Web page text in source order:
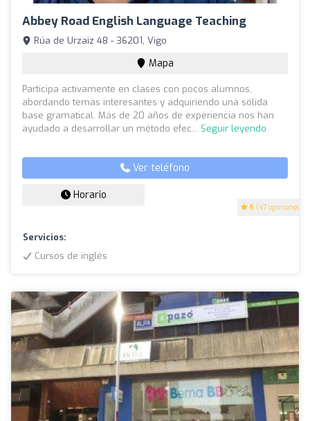
Abbey Road English Language Teaching
5 (47 opiniones)
Rúa de Urzaiz 48 - 36201, Vigo
Mapa
Participa activamente en clases con pocos alumnos,
abordando temas interesantes y adquiriendo una sólida
base gramatical. Más de 20 años de experiencia nos han
ayudado a desarrollar un método efec... Seguir leyendo
Ver teléfono
Horario
Servicios:
Cursos de inglés